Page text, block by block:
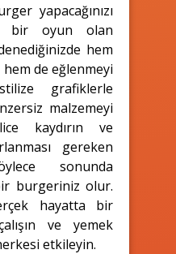
yapacağınızı
bir oyun olan
hem
de eğlenmeyi
grafiklerle
malzemeyi
kaydırın ve
gereken
sonunda
burgeriniz olur.
hayatta bir
ve yemek
etkileyin.